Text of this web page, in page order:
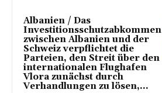
Albanien / Das
Investitionsschutzabkommen
zwischen Albanien und der
Schweiz verpflichtet die
Parteien, den Streit über den
internationalen Flughafen
Vlora zunächst durch
Verhandlungen zu lösen,...